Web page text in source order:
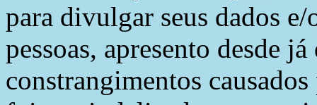
para divulgar seus dados
pessoas, apresento desde
constrangimentos